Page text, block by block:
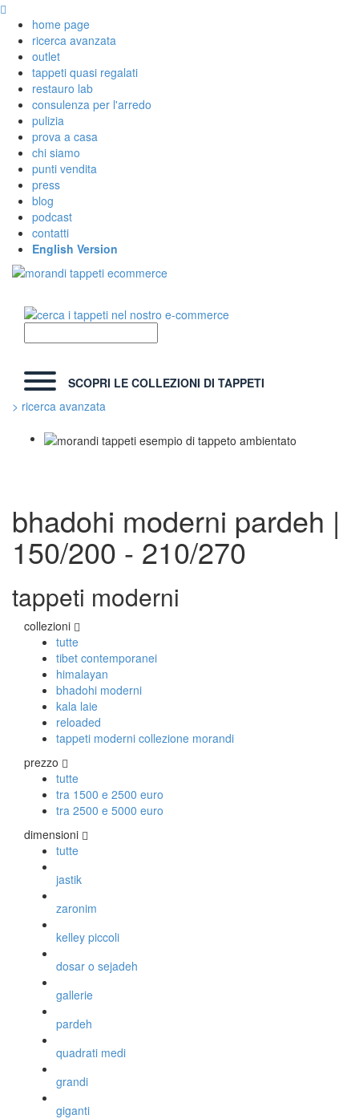
home page
ricerca avanzata
outlet
tappeti quasi regalati
restauro lab
consulenza per l'arredo
pulizia
prova a casa
chi siamo
punti vendita
press
blog
podcast
contatti
English Version
SCOPRI LE COLLEZIONI DI TAPPETI
> ricerca avanzata
Bhadohi Moderni
Kala Laie
Reloaded
Tappeti Moderni Collezione Morandi
TAPPETI DI DESIGN D'ARTE
Marco Nereo Rotelli
Daniela Marchetti
Chuk Palu
Giorgio Palù
Fabio Morandi
Vito Catalano
TAPPETI PERSIANI
Tappeti Persiani Antichi
Tappeti Persiani Vecchi
Tappeti Persiani Nuovi
Tappeti Persiani Moderni
TAPPETI CLASSICI
Collezione Hyderabad
Collezione Peshawar
Collezione Agra
Collezione Zigler
TAPPETI CAUCASICI
Tappeti Caucasici Antichi: Kazak
Tappeti Caucasici Antichi: Karabagh
Tappeti Caucasici Antichi : Shirvan
Tappeti Caucasici Vecchi E Nuovi
bhadohi moderni pardeh |
150/200 - 210/270
tappeti moderni
collezioni
tutte
tibet contemporanei
himalayan
bhadohi moderni
kala laie
reloaded
tappeti moderni collezione morandi
prezzo
tutte
tra 1500 e 2500 euro
tra 2500 e 5000 euro
dimensioni
tutte
jastik
zaronim
kelley piccoli
dosar o sejadeh
gallerie
pardeh
quadrati medi
grandi
giganti